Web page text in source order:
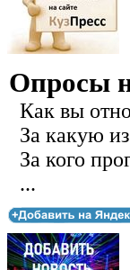
Опросы
Как вы
За какую
За кого
...